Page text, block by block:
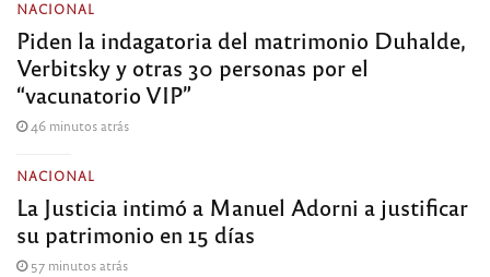
NACIONAL
Piden la indagatoria del matrimonio Duhalde,
Verbitsky y otras 30 personas por el
“vacunatorio VIP”
46 minutos atrás
NACIONAL
La Justicia intimó a Manuel Adorni a justificar
su patrimonio en 15 días
57 minutos atrás